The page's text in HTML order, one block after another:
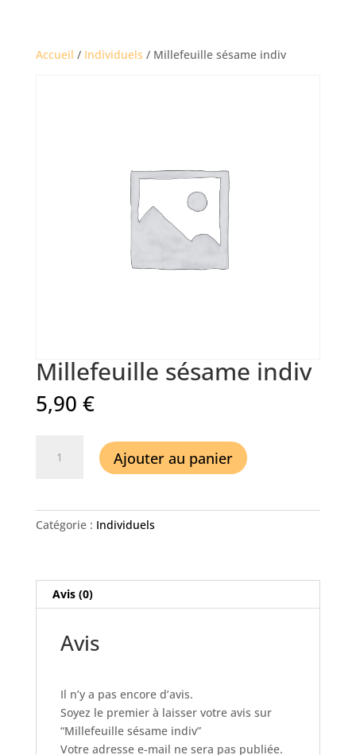
Accueil / Individuels / Millefeuille sésame indiv
Millefeuille sésame indiv
5,90 €
indiv
Ajouter au panier
Catégorie : Individuels
Avis (0)
Avis
Il n’y a pas encore d’avis.
Soyez le premier à laisser votre avis sur
“Millefeuille sésame indiv”
Votre adresse e-mail ne sera pas publiée.